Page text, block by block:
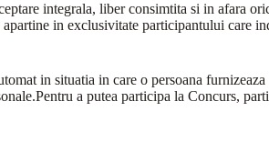
integrala, liber consimtita si in afara
in exclusivitate participantului care
in situatia in care o persoana
a putea participa la Concurs,